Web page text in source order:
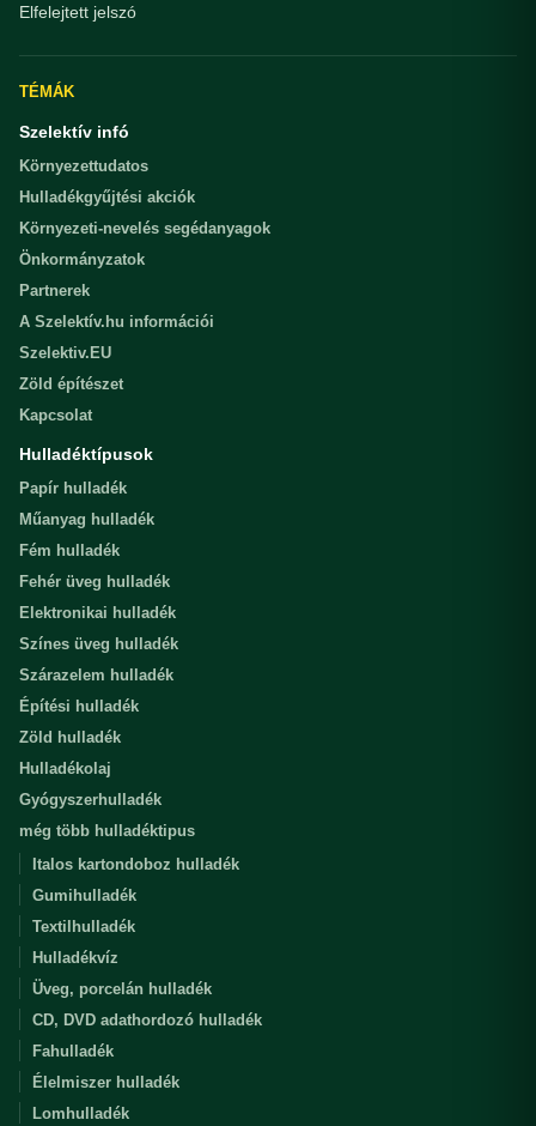
Elfelejtett jelszó
TÉMÁK
Szelektív infó
Környezettudatos
Hulladékgyűjtési akciók
Környezeti-nevelés segédanyagok
Önkormányzatok
Partnerek
A Szelektív.hu információi
Szelektiv.EU
Zöld építészet
Kapcsolat
Hulladéktípusok
Papír hulladék
Műanyag hulladék
Fém hulladék
Fehér üveg hulladék
Elektronikai hulladék
Színes üveg hulladék
Szárazelem hulladék
Építési hulladék
Zöld hulladék
Hulladékolaj
Gyógyszerhulladék
még több hulladéktipus
Italos kartondoboz hulladék
Gumihulladék
Textilhulladék
Hulladékvíz
Üveg, porcelán hulladék
CD, DVD adathordozó hulladék
Fahulladék
Élelmiszer hulladék
Lomhulladék